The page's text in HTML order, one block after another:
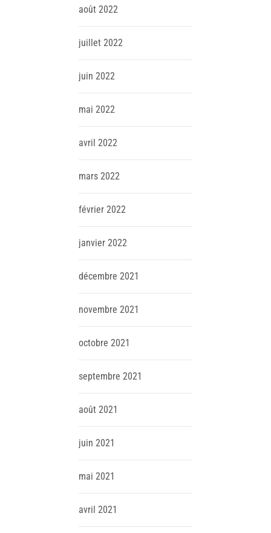
août 2022
juillet 2022
juin 2022
mai 2022
avril 2022
mars 2022
février 2022
janvier 2022
décembre 2021
novembre 2021
octobre 2021
septembre 2021
août 2021
juin 2021
mai 2021
avril 2021